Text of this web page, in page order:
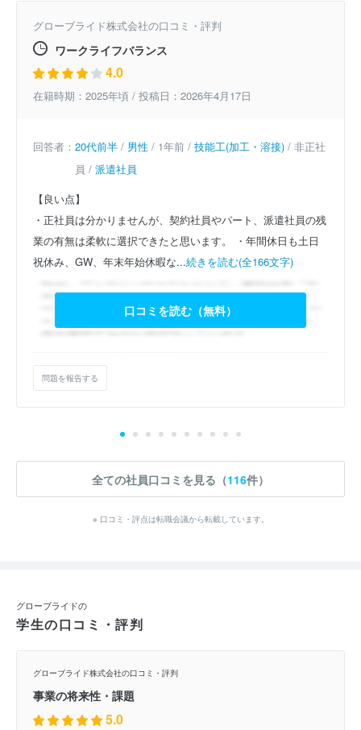
グローブライド株式会社の口コミ・評判
ワークライフバランス
4.0
在籍時期：2025年頃 / 投稿日：2026年4月17日
回答者： 20代前半 / 男性 / 1年前 / 技能工(加工・溶接) / 非正社
員 / 派遣社員
【良い点】
・正社員は分かりませんが、契約社員やパート、派遣社員の残
業の有無は柔軟に選択できたと思います。
・年間休日も土日
祝休み、GW、年末年始休暇な...続きを読む(全166文字)
口コミを読む（無料）
問題を報告する
全ての社員口コミを見る（116件）
※ 口コミ・評点は転職会議から転載しています。
グローブライドの
学生の口コミ・評判
グローブライド株式会社の口コミ・評判
事業の将来性・課題
5.0